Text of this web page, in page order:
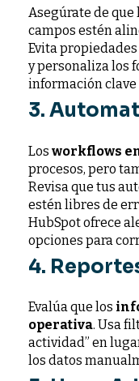
Asegúrate de que
campos estén
Evita
y personaliza los
información clave
3.
Los workflows
procesos, pero
Revisa que tus
estén libres de
HubSpot ofrece
opciones para
4.
Evalúa que los
operativa. Usa
actividad” en
los datos